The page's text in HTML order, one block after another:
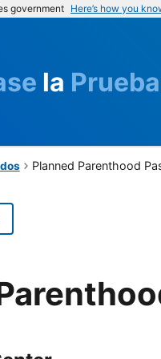
government Here’s how you
la Prueba
Planned Parenthood